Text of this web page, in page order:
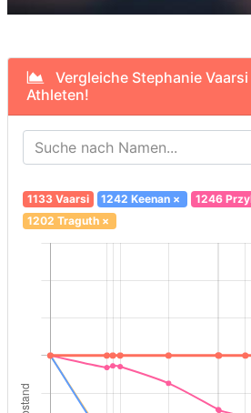
Vergleiche Stephanie
Athleten!
1133 Vaarsi 1242 Keenan × 1246
1202 Traguth×